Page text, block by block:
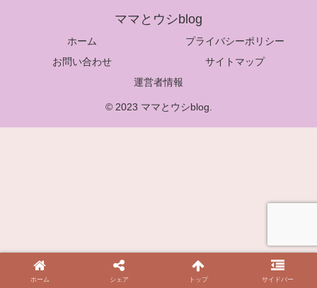
ママとウシblog
ホーム
プライバシーポリシー
お問い合わせ
サイトマップ
運営者情報
© 2023 ママとウシblog.
ホーム シェア トップ サイドバー